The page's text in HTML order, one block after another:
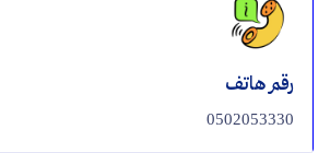
رقم هاتف
0502053330